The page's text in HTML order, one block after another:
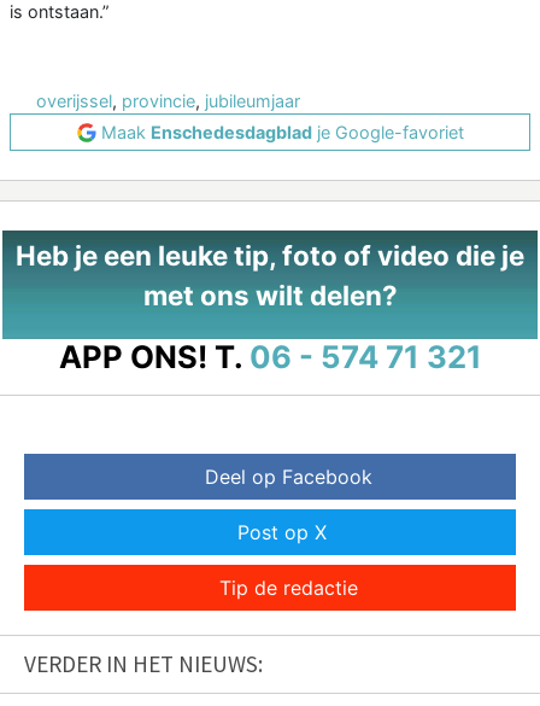
is ontstaan.”
overijssel, provincie, jubileumjaar
Maak Enschedesdagbladje Google-favoriet
Heb je een leuke tip, foto of video die je
met ons wilt delen?
APP ONS! T. 06 - 574 71 321
Deel op Facebook
Post op X
Tip de redactie
VERDER IN HET NIEUWS: